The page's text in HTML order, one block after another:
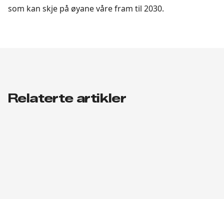
som kan skje på øyane våre fram til 2030.
Relaterte artikler